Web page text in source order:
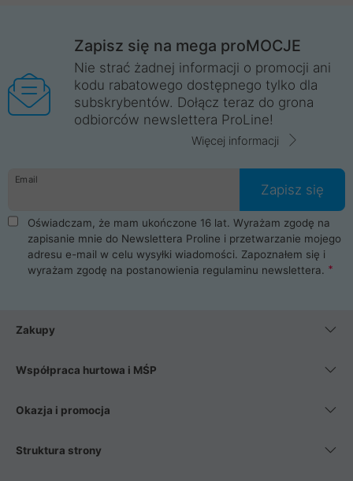
Zapisz się na mega proMOCJE
Nie strać żadnej informacji o promocji ani
kodu rabatowego dostępnego tylko dla
subskrybentów. Dołącz teraz do grona
odbiorców newslettera ProLine!
Więcej informacji
Email
Zapisz się
Oświadczam, że mam ukończone 16 lat. Wyrażam zgodę na
zapisanie mnie do Newslettera Proline i przetwarzanie mojego
adresu e-mail w celu wysyłki wiadomości. Zapoznałem się i
wyrażam zgodę na postanowienia regulaminu newslettera.
Zakupy
Współpraca hurtowa i MŚP
Okazja i promocja
Struktura strony